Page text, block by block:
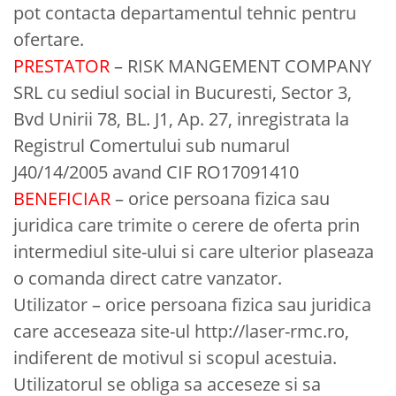
pot contacta departamentul tehnic pentru
ofertare.
PRESTATOR– RISK MANGEMENT COMPANY
SRL cu sediul social in Bucuresti, Sector 3,
Bvd Unirii 78, BL. J1, Ap. 27, inregistrata la
Registrul Comertului sub numarul
J40/14/2005 avand CIF RO17091410
BENEFICIAR– orice persoana fizica sau
juridica care trimite o cerere de oferta prin
intermediul site-ului si care ulterior plaseaza
o comanda direct catre vanzator.
Utilizator – orice persoana fizica sau juridica
care acceseaza site-ul http://laser-rmc.ro,
indiferent de motivul si scopul acestuia.
Utilizatorul se obliga sa acceseze si sa